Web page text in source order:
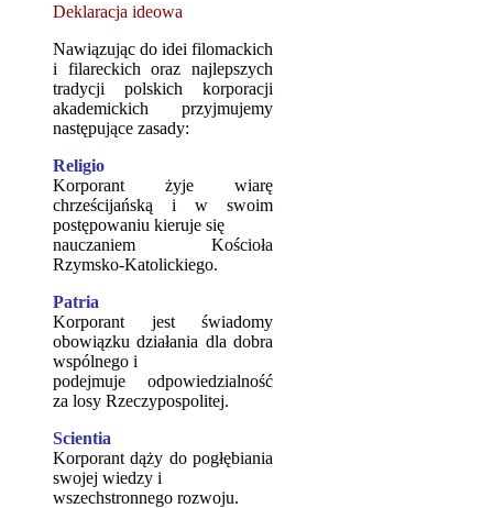
Deklaracja ideowa
Nawiązując do idei filomackich
i filareckich oraz najlepszych
tradycji polskich korporacji
akademickich przyjmujemy
następujące zasady:
Religio
Korporant żyje wiarę
chrześcijańską i w swoim
postępowaniu kieruje się
nauczaniem Kościoła
Rzymsko-Katolickiego.
Patria
Korporant jest świadomy
obowiązku działania dla dobra
wspólnego i
podejmuje odpowiedzialność
za losy Rzeczypospolitej.
Scientia
Korporant dąży do pogłębiania
swojej wiedzy i
wszechstronnego rozwoju.